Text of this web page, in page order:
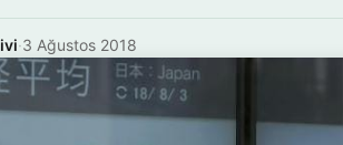
·3 Ağustos 2018